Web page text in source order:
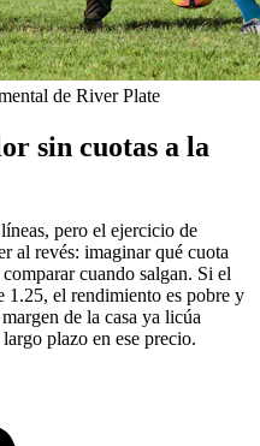
de River Plate
sin cuotas a la
pero el ejercicio de
al revés: imaginar qué cuota
cuando salgan. Si el
1.25, el rendimiento es pobre y
de la casa ya licúa
plazo en ese precio.